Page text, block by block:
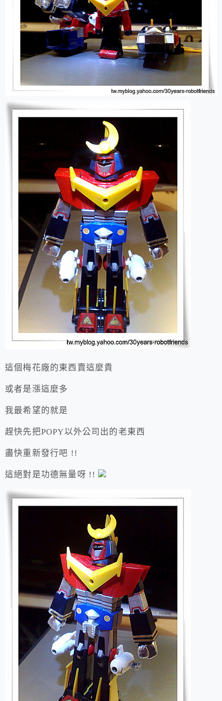
這個梅花廠的東西賣這麼貴
或者是漲這麼多
我最希望的就是
趕快先把POPY以外公司出的老東西
盡快重新發行吧 !!
這絕對是功德無量呀 !!